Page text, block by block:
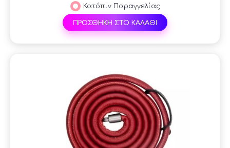
Κατόπιν Παραγγελίας
ΠΡΟΣΘΗΚΗ ΣΤΟ ΚΑΛΑΘΙ